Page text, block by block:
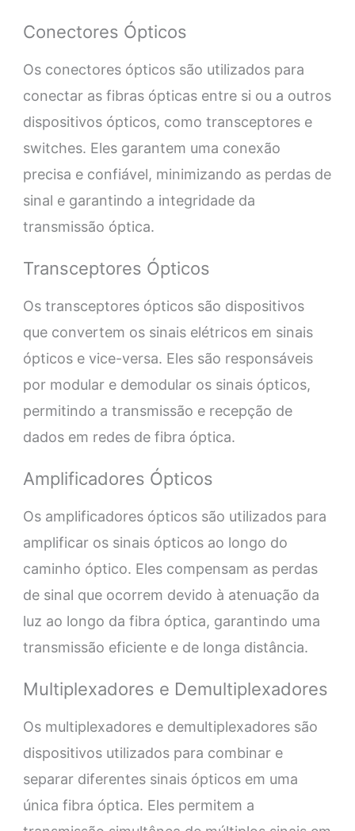
Conectores Ópticos
Os conectores ópticos são utilizados para
conectar as fibras ópticas entre si ou a outros
dispositivos ópticos, como transceptores e
switches. Eles garantem uma conexão
precisa e confiável, minimizando as perdas de
sinal e garantindo a integridade da
transmissão óptica.
Transceptores Ópticos
Os transceptores ópticos são dispositivos
que convertem os sinais elétricos em sinais
ópticos e vice-versa. Eles são responsáveis
por modular e demodular os sinais ópticos,
permitindo a transmissão e recepção de
dados em redes de fibra óptica.
Amplificadores Ópticos
Os amplificadores ópticos são utilizados para
amplificar os sinais ópticos ao longo do
caminho óptico. Eles compensam as perdas
de sinal que ocorrem devido à atenuação da
luz ao longo da fibra óptica, garantindo uma
transmissão eficiente e de longa distância.
Multiplexadores e Demultiplexadores
Os multiplexadores e demultiplexadores são
dispositivos utilizados para combinar e
separar diferentes sinais ópticos em uma
única fibra óptica. Eles permitem a